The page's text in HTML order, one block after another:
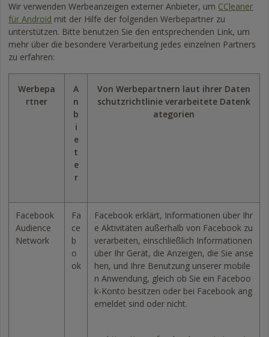
Wir verwenden Werbeanzeigen externer Anbieter, um CCleaner
für Android mit der Hilfe der folgenden Werbepartner zu
unterstützen. Bitte benutzen Sie den entsprechenden Link, um
mehr über die besondere Verarbeitung jedes einzelnen Partners
zu erfahren:
Werbepa
rtner
A
n
b
i
e
t
e
r
Von Werbepartnern laut ihrer Daten
schutzrichtlinie verarbeitete Datenk
ategorien
Facebook
Audience
Network
Fa
ce
b
o
ok
Facebook erklärt, Informationen über Ihr
e Aktivitäten außerhalb von Facebook zu
verarbeiten, einschließlich Informationen
über Ihr Gerät, die Anzeigen, die Sie anse
hen, und Ihre Benutzung unserer mobile
n Anwendung, gleich ob Sie ein Faceboo
k-Konto besitzen oder bei Facebook ang
emeldet sind oder nicht.